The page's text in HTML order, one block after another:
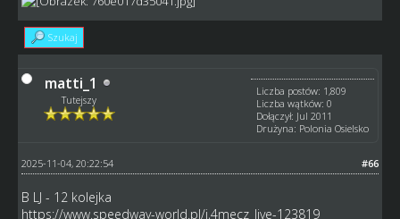
Szukaj
matti_1
Tutejszy
Liczba postów: 1,809
Liczba wątków: 0
Dołączył: Jul 2011
Drużyna: Polonia Osielsko
#66
2025-11-04, 20:22:54
B LJ - 12 kolejka
https://www.speedway-world.pl/i,4mecz_live-123819